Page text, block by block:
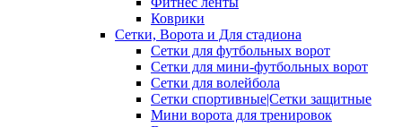
Коврики
Сетки, Ворота и Для стадиона
Сетки для футбольных ворот
Сетки для мини-футбольных ворот
Сетки для волейбола
Сетки спортивные|Сетки защитные
Мини ворота для тренировок